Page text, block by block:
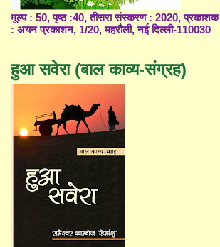
मूल्य : 50, पृष्ठ :40, तीसरा संस्करण : 2020, प्रकाशक
: अयन प्रकाशन, 1/20, महरौली, नई दिल्ली-110030
हुआ सवेरा (बाल काव्य-संग्रह)